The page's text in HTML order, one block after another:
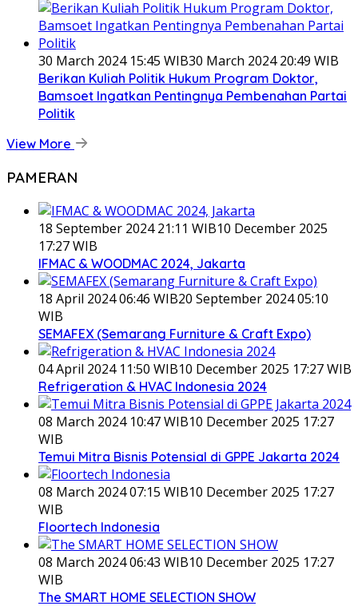
30 March 2024 15:45 WIB30 March 2024 20:49 WIB
Berikan Kuliah Politik Hukum Program Doktor,
Bamsoet Ingatkan Pentingnya Pembenahan Partai
Politik
View More
PAMERAN
18 September 2024 21:11 WIB10 December 2025
17:27 WIB
IFMAC & WOODMAC 2024, Jakarta
18 April 2024 06:46 WIB20 September 2024 05:10
WIB
SEMAFEX (Semarang Furniture & Craft Expo)
04 April 2024 11:50 WIB10 December 2025 17:27 WIB
Refrigeration & HVAC Indonesia 2024
08 March 2024 10:47 WIB10 December 2025 17:27
WIB
Temui Mitra Bisnis Potensial di GPPE Jakarta 2024
08 March 2024 07:15 WIB10 December 2025 17:27
WIB
Floortech Indonesia
08 March 2024 06:43 WIB10 December 2025 17:27
WIB
The SMART HOME SELECTION SHOW